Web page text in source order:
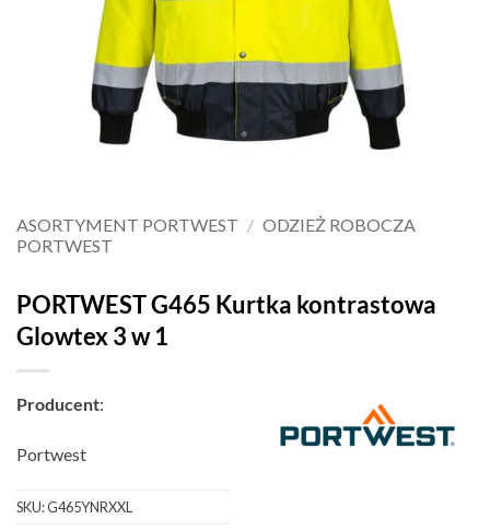
ASORTYMENT PORTWEST / ODZIEŻ ROBOCZA
PORTWEST
PORTWEST G465 Kurtka kontrastowa
Glowtex 3 w 1
Producent:
Portwest
SKU:G465YNRXXL